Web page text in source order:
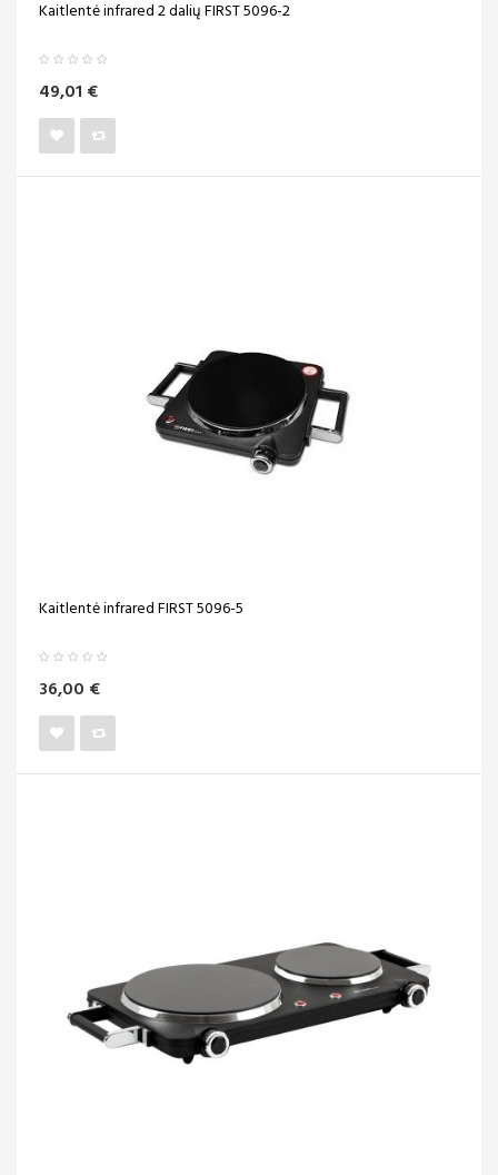
Kaitlentė infrared 2 dalių FIRST 5096-2
49,01 €
Kaitlentė infrared FIRST 5096-5
36,00 €